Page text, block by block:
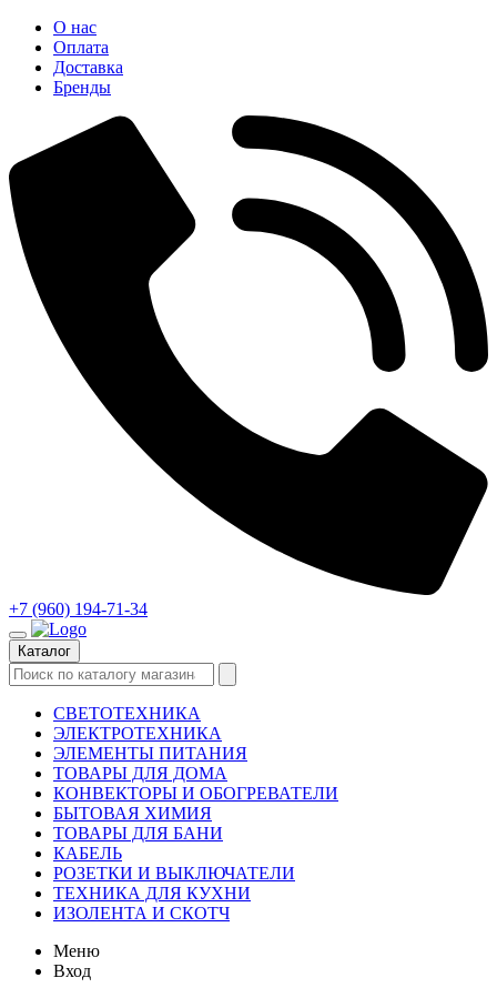
О нас
Оплата
Доставка
Бренды
+7 (960) 194-71-34
Каталог
СВЕТОТЕХНИКА
ЭЛЕКТРОТЕХНИКА
ЭЛЕМЕНТЫ ПИТАНИЯ
ТОВАРЫ ДЛЯ ДОМА
КОНВЕКТОРЫ И ОБОГРЕВАТЕЛИ
БЫТОВАЯ ХИМИЯ
ТОВАРЫ ДЛЯ БАНИ
КАБЕЛЬ
РОЗЕТКИ И ВЫКЛЮЧАТЕЛИ
ТЕХНИКА ДЛЯ КУХНИ
ИЗОЛЕНТА И СКОТЧ
Меню
Вход